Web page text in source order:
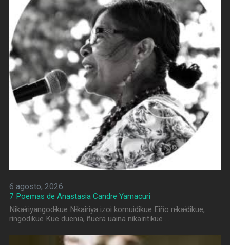
6 agosto, 2026
7 Poemas de Anastasia Candre Yamacuri
Nɨkaɨriyangodɨkue Nɨkaɨriya izoi komuidɨkue Eiño nɨkaɨdɨkue,
rɨngodɨkue Kue duenia, ñuera uaina nɨkaɨritɨkue …